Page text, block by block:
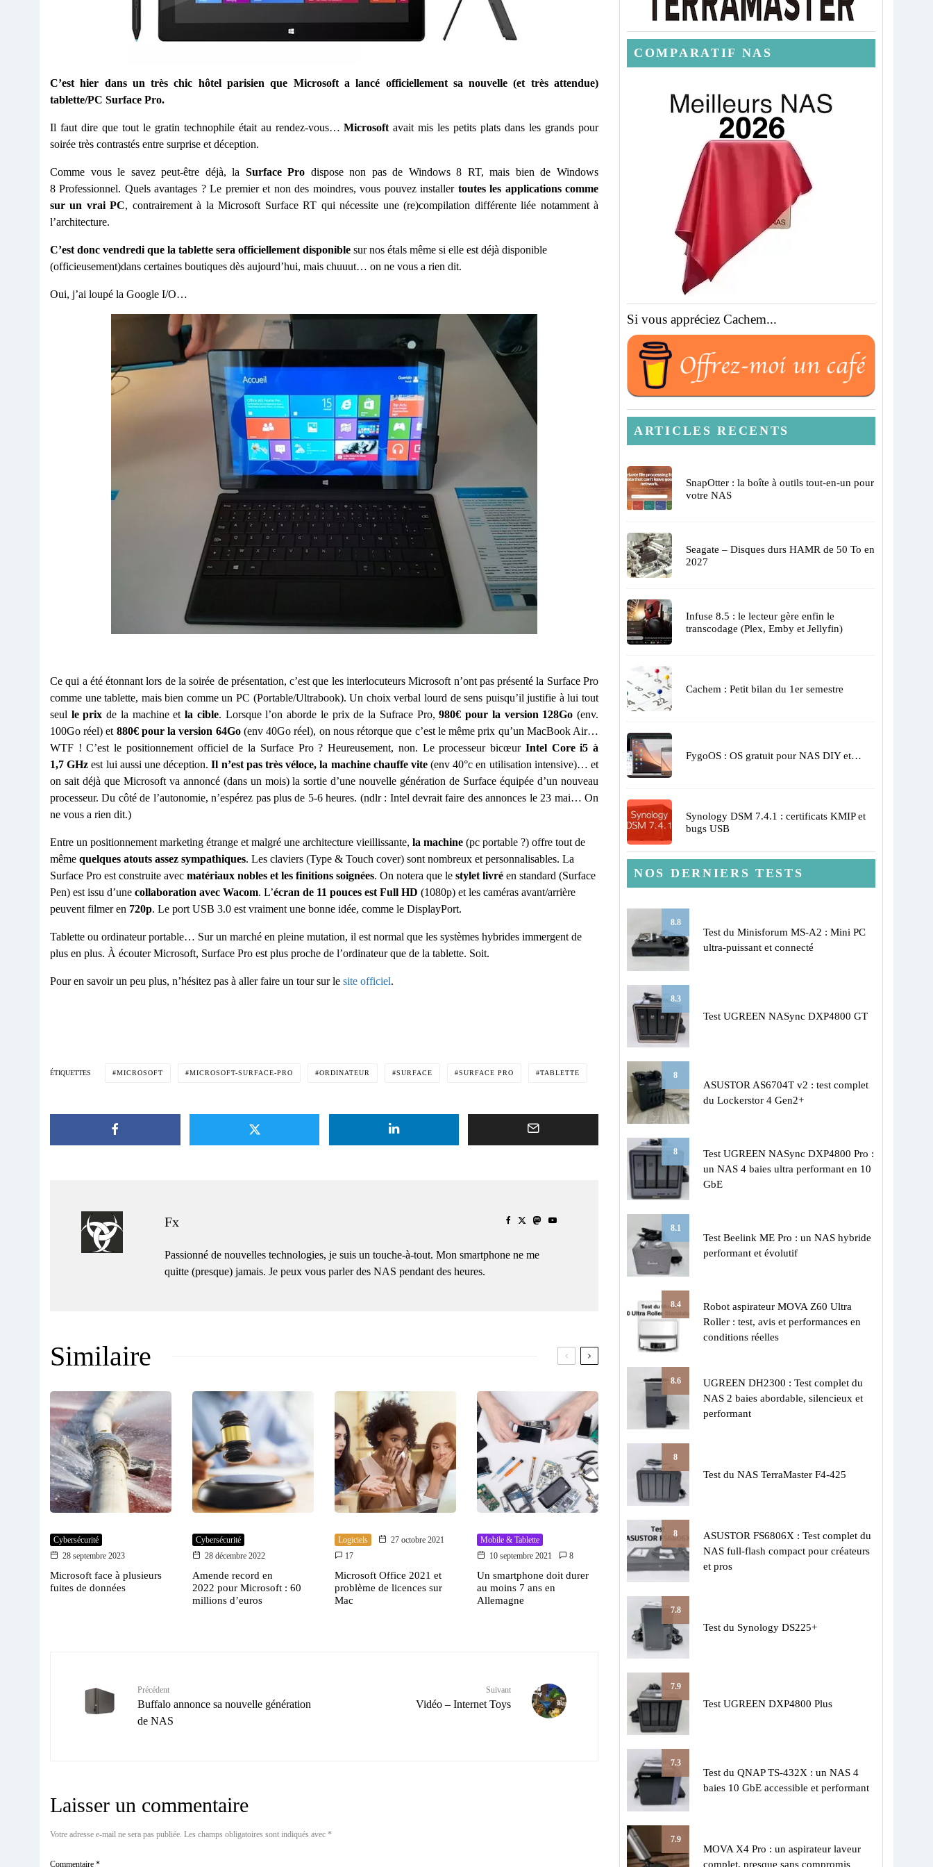
C’est hier dans un très chic hôtel parisien que Microsoft a lancé officiellement sa nouvelle (et très attendue)
tablette/PC Surface Pro.
Il faut dire que tout le gratin technophile était au rendez-vous…Microsoft avait mis les petits plats dans les grands pour
soirée très contrastés entre surprise et déception.
Comme vous le savez peut-être déjà, la Surface Pro dispose non pas de Windows 8 RT, mais bien de Windows
8 Professionnel. Quels avantages ? Le premier et non des moindres, vous pouvez installer toutes les applications comme
sur un vrai PC, contrairement à la Microsoft Surface RT qui nécessite une (re)compilation différente liée notamment à
l’architecture.
C’est donc vendredi que la tablette sera officiellement disponible sur nos étals même si elle est déjà disponible
(officieusement)dans certaines boutiques dès aujourd’hui, mais chuuut… on ne vous a rien dit.
Oui, j’ai loupé la Google I/O…
Ce qui a été étonnant lors de la soirée de présentation, c’est que les interlocuteurs Microsoft n’ont pas présenté la Surface Pro
comme une tablette, mais bien comme un PC (Portable/Ultrabook). Un choix verbal lourd de sens puisqu’il justifie à lui tout
seul le prix de la machine etla cible. Lorsque l’on aborde le prix de la Sufrace Pro,980€ pour la version 128Go (env.
100Go réel) et 880€ pour la version 64Go(env 40Go réel), on nous rétorque que c’est le même prix qu’un MacBook Air…
WTF ! C’est le positionnement officiel de la Surface Pro ? Heureusement, non. Le processeur bicœur Intel Core i5 à
1,7 GHz est lui aussi une déception.Il n’est pas très véloce, la machine chauffe vite(env 40°c en utilisation intensive)… et
on sait déjà que Microsoft va annoncé (dans un mois) la sortie d’une nouvelle génération de Surface équipée d’un nouveau
processeur. Du côté de l’autonomie, n’espérez pas plus de 5-6 heures. (ndlr : Intel devrait faire des annonces le 23 mai… On
ne vous a rien dit.)
Entre un positionnement marketing étrange et malgré une architecture vieillissante, la machine (pc portable ?) offre tout de
même quelques atouts assez sympathiques. Les claviers (Type & Touch cover) sont nombreux et personnalisables. La
Surface Pro est construite avec matériaux nobles et les finitions soignées. On notera que le stylet livré en standard (Surface
Pen) est issu d’une collaboration avec Wacom. L’écran de 11 pouces est Full HD (1080p) et les caméras avant/arrière
peuvent filmer en 720p. Le port USB 3.0 est vraiment une bonne idée, comme le DisplayPort.
Tablette ou ordinateur portable… Sur un marché en pleine mutation, il est normal que les systèmes hybrides immergent de
plus en plus. À écouter Microsoft, Surface Pro est plus proche de l’ordinateur que de la tablette. Soit.
Pour en savoir un peu plus, n’hésitez pas à aller faire un tour sur le site officiel.
ÉTIQUETTES MICROSOFT MICROSOFT-SURFACE-PRO ORDINATEUR SURFACE SURFACE PRO TABLETTE
Fx
Passionné de nouvelles technologies, je suis un touche-à-tout. Mon smartphone ne me
quitte (presque) jamais. Je peux vous parler des NAS pendant des heures.
Similaire
Cybersécurité
28 septembre 2023
Microsoft face à plusieurs
fuites de données
Cybersécurité
28 décembre 2022
Amende record en
2022 pour Microsoft : 60
millions d’euros
Logiciels
27 octobre 2021
17
Microsoft Office 2021 et
problème de licences sur
Mac
Mobile & Tablette
10 septembre 2021
8
Un smartphone doit durer
au moins 7 ans en
Allemagne
Précédent
Buffalo annonce sa nouvelle génération
de NAS
Suivant
Vidéo – Internet Toys
Laisser un commentaire
Votre adresse e-mail ne sera pas publiée. Les champs obligatoires sont indiqués avec *
Commentaire *
COMPARATIF NAS
Si vous appréciez Cachem...
ARTICLES RECENTS
SnapOtter : la boîte à outils tout-en-un pour
votre NAS
Seagate – Disques durs HAMR de 50 To en
2027
Infuse 8.5 : le lecteur gère enfin le
transcodage (Plex, Emby et Jellyfin)
Cachem : Petit bilan du 1er semestre
FygoOS : OS gratuit pour NAS DIY et…
Synology DSM 7.4.1 : certificats KMIP et
bugs USB
NOS DERNIERS TESTS
8.8
Test du Minisforum MS-A2 : Mini PC
ultra-puissant et connecté
8.3
Test UGREEN NASync DXP4800 GT
8
ASUSTOR AS6704T v2 : test complet
du Lockerstor 4 Gen2+
8
Test UGREEN NASync DXP4800 Pro :
un NAS 4 baies ultra performant en 10
GbE
8.1
Test Beelink ME Pro : un NAS hybride
performant et évolutif
8.4
Robot aspirateur MOVA Z60 Ultra
Roller : test, avis et performances en
conditions réelles
8.6
UGREEN DH2300 : Test complet du
NAS 2 baies abordable, silencieux et
performant
8
Test du NAS TerraMaster F4-425
8
ASUSTOR FS6806X : Test complet du
NAS full-flash compact pour créateurs
et pros
7.8
Test du Synology DS225+
7.9
Test UGREEN DXP4800 Plus
7.3
Test du QNAP TS-432X : un NAS 4
baies 10 GbE accessible et performant
7.9
MOVA X4 Pro : un aspirateur laveur
complet, presque sans compromis